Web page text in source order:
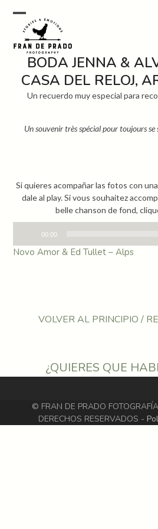
contentOpen
mobile
menu
Close
mobile
menu
BODA JENNA &
CASA DEL RELOJ,
Un recuerdo muy especial para
Un souvenir très spécial pour toujours
Si quieres acompañar las fotos con
dale al play.Si vous souhaitez
belle chanson de fond,
00:00
Novo Amor & Ed Tullet – Alps
VOLVER AL PRINCIPIO /
¿QUIERES QUE
© FRAN DE PRADO
DERECHOS RESERVADOS -